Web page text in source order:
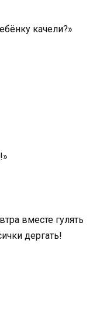
качели?»
вместе гулять
дергать!